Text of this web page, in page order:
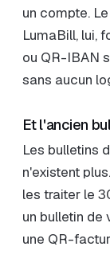
un compte.
LumaBill, lui,
ou QR-IBAN
sans aucun
Et l'ancien
Les bulletins
n'existent
les traiter le
un bulletin de
une QR-